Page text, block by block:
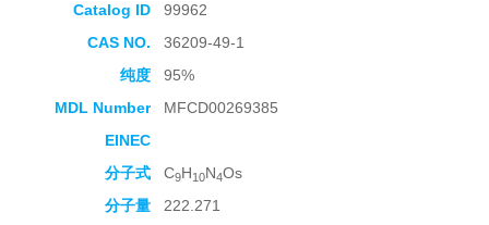
Catalog ID
99962
CAS NO.
36209-49-1
纯度
95%
MDL Number
MFCD00269385
EINEC
分子式
C9H10N4Os
分子量
222.271